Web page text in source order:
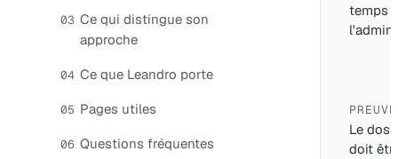
03 Ce qui distingue son
approche
04 Ce que Leandro porte
05 Pages utiles
06 Questions fréquentes
temps
PREUVE
Le
doit